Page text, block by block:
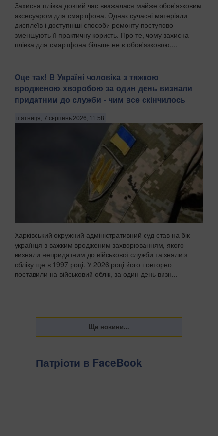
Захисна плівка довгий час вважалася майже обов'язковим
аксесуаром для смартфона. Однак сучасні матеріали
дисплеїв і доступніші способи ремонту поступово
зменшують її практичну користь. Про те, чому захисна
плівка для смартфона більше не є обов'язковою,...
Оце так! В Україні чоловіка з тяжкою
вродженою хворобою за один день визнали
придатним до служби - чим все скінчилось
п’ятниця, 7 серпень 2026, 11:58
Харківський окружний адміністративний суд став на бік
українця з важким вродженим захворюванням, якого
визнали непридатним до військової служби та зняли з
обліку ще в 1997 році. У 2026 році його повторно
поставили на військовий облік, за один день визн...
Патріоти в FaceBook